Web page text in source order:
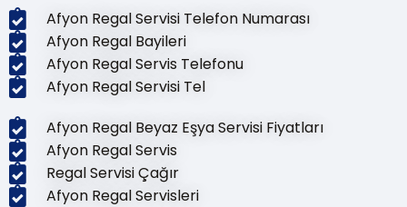
Afyon Regal Servisi Telefon Numarası
Afyon Regal Bayileri
Afyon Regal Servis Telefonu
Afyon Regal Servisi Tel
Afyon Regal Beyaz Eşya Servisi Fiyatları
Afyon Regal Servis
Regal Servisi Çağır
Afyon Regal Servisleri